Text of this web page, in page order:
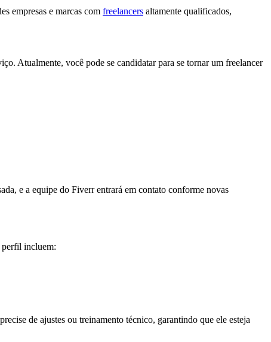
empresas e marcas com freelancers altamente qualificados,
Atualmente, você pode se candidatar para se tornar um freelancer
e a equipe do Fiverr entrará em contato conforme novas
perfil incluem:
de ajustes ou treinamento técnico, garantindo que ele esteja